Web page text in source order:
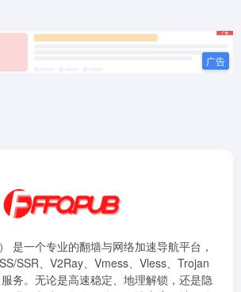
是一个专业的翻墙与网络加速导航平台，
SSR、V2Ray、Vmess、Vless、Trojan
务。无论是高速稳定、地理解锁，还是隐